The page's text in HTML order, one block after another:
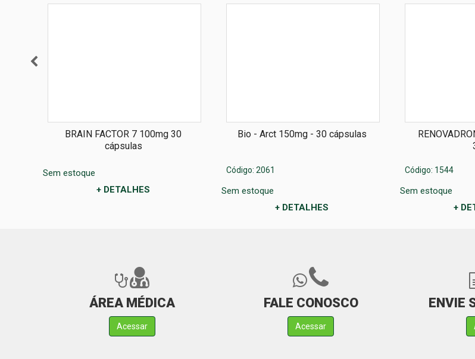
BRAIN FACTOR 7 100mg 30
cápsulas
Sem estoque
+ DETALHES
Bio - Arct 150mg - 30 cápsulas
Código: 2061
Sem estoque
+ DETALHES
Código: 1544
Sem estoque
+
ÁREA MÉDICA
Acessar
FALE CONOSCO
Acessar
ENVIE